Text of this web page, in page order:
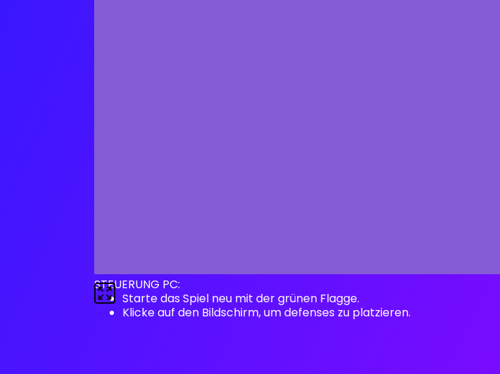
STEUERUNG PC:
Starte das Spiel neu mit der grünen Flagge.
Klicke auf den Bildschirm, um defenses zu platzieren.